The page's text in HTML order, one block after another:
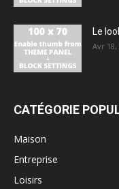
Le
Avr 18,
CATÉGORIE
Maison
Entreprise
Loisirs